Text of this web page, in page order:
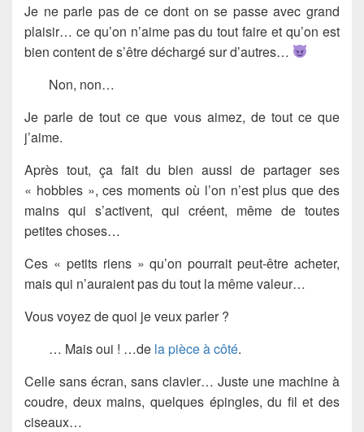
Je ne parle pas de ce dont on se passe avec grand
plaisir… ce qu’on n’aime pas du tout faire et qu’on est
bien content de s’être déchargé sur d’autres…
Non, non…
Je parle de tout ce que vous aimez, de tout ce que
j’aime.
Après tout, ça fait du bien aussi de partager ses
« hobbies », ces moments où l’on n’est plus que des
mains qui s’activent, qui créent, même de toutes
petites choses…
Ces « petits riens » qu’on pourrait peut-être acheter,
mais qui n’auraient pas du tout la même valeur…
Vous voyez de quoi je veux parler ?
… Mais oui ! …de la pièce à côté.
Celle sans écran, sans clavier… Juste une machine à
coudre, deux mains, quelques épingles, du fil et des
ciseaux…